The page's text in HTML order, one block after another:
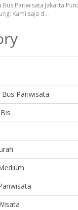
Bus Pariwisata Jakarta
Kami saja d...
Bus Pariwisata